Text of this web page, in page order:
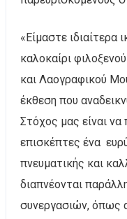
«Είμαστε ιδιαίτερα
καλοκαίρι
και Λαογραφικού
έκθεση που
Στόχος μας είναι
επισκέπτες ένα
πνευματικής και
διαπνέονται
συνεργασιών, όπως